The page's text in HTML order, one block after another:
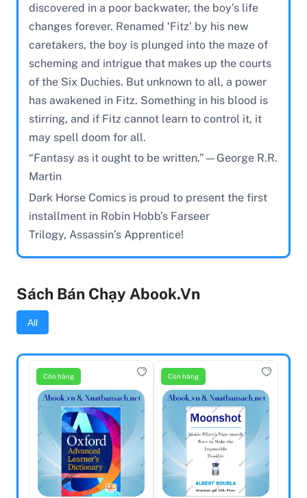
discovered in a poor backwater, the boy’s life
changes forever. Renamed ‘Fitz’ by his new
caretakers, the boy is plunged into the maze of
scheming and intrigue that makes up the courts
of the Six Duchies. But unknown to all, a power
has awakened in Fitz. Something in his blood is
stirring, and if Fitz cannot learn to control it, it
may spell doom for all.
“Fantasy as it ought to be written.”—George R.R.
Martin
Dark Horse Comics is proud to present the first
installment in Robin Hobb’s Farseer
Trilogy, Assassin’s Apprentice!
Sách Bán Chạy Abook.vn
All
Còn hàng Còn hàng